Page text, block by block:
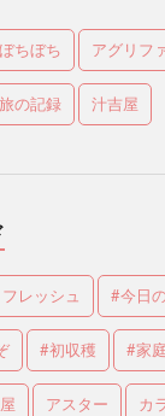
ぼちぼち アグリフ
旅の記録 汁吉屋
レッシュ #今日
#初収穫 #家
アスター カ